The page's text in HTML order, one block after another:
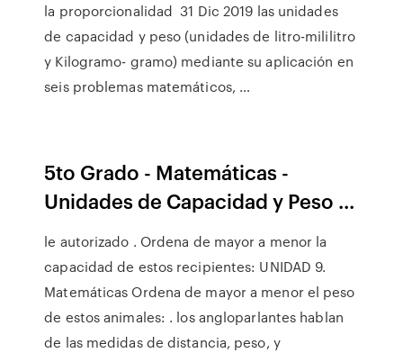
la proporcionalidad 31 Dic 2019 las unidades
de capacidad y peso (unidades de litro-mililitro
y Kilogramo- gramo) mediante su aplicación en
seis problemas matemáticos, …
5to Grado - Matemáticas -
Unidades de Capacidad y Peso ...
le autorizado . Ordena de mayor a menor la
capacidad de estos recipientes: UNIDAD 9.
Matemáticas Ordena de mayor a menor el peso
de estos animales: . los angloparlantes hablan
de las medidas de distancia, peso, y